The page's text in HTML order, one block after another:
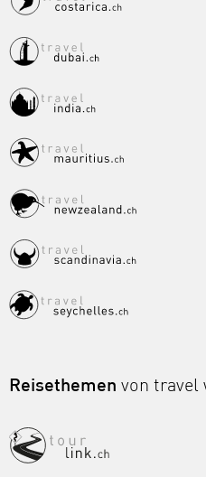
Reisethemen von travel